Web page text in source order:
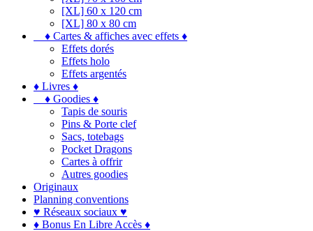
[XL] 60 x 120 cm
[XL] 80 x 80 cm
♦ Cartes & affiches avec effets ♦
Effets dorés
Effets holo
Effets argentés
♦ Livres ♦
♦ Goodies ♦
Tapis de souris
Pins & Porte clef
Sacs, totebags
Pocket Dragons
Cartes à offrir
Autres goodies
Originaux
Planning conventions
♥ Réseaux sociaux ♥
♦ Bonus En Libre Accès ♦